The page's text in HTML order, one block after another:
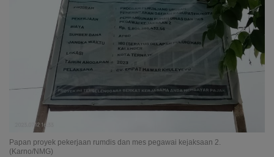
Papan proyek pekerjaan rumdis dan mes pegawai kejaksaan 2.
(Karno/NMG)